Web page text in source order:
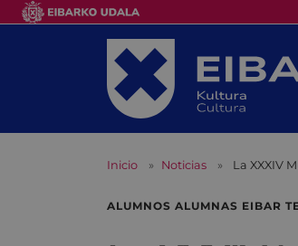
Inicio Noticias La XXXIV
ALUMNOS ALUMNAS EIBAR